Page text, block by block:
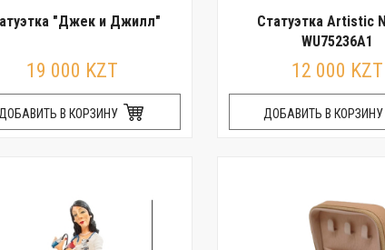
"Джек и Джилл"
19 000 KZT
В КОРЗИНУ
Статуэтка Artistic
WU75236A1
12 000 KZT
ДОБАВИТЬ В КОРЗИНУ